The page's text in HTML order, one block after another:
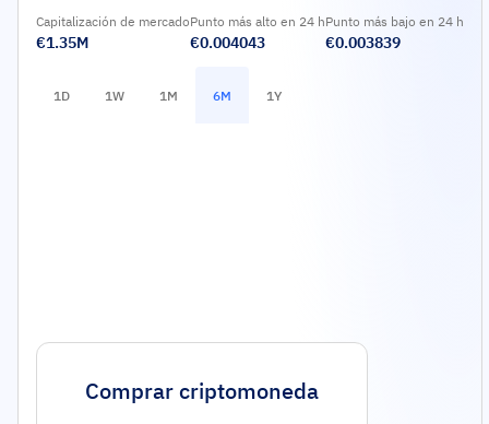
Capitalización de mercado
€1.35M
Punto más alto en 24 h
€0.004043
Punto más bajo en 24 h
€0.003839
1D 1W 1M 6M 1Y
Comprar criptomoneda